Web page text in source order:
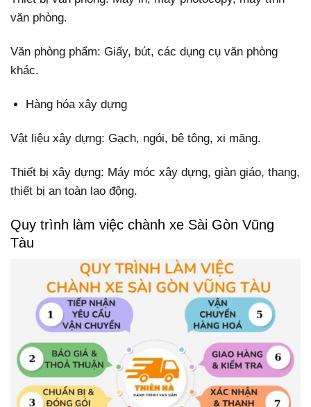
văn phòng.
Văn phòng phẩm: Giấy, bút, các dụng cụ văn phòng
khác.
Hàng hóa xây dựng
Vật liệu xây dựng: Gạch, ngói, bê tông, xi măng.
Thiết bị xây dựng: Máy móc xây dựng, giàn giáo, thang,
thiết bị an toàn lao động.
Quy trình làm việc chành xe Sài Gòn Vũng
Tàu